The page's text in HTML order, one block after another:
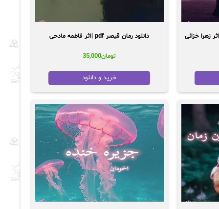
دانلود رمان قیصر pdf |اثر فاطمه مادحی
تومان35,000
خرید و دانلود